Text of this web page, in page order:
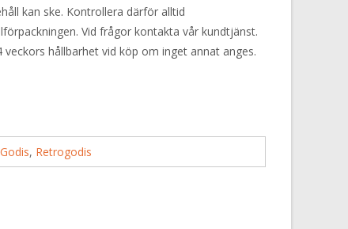
kan ske. Kontrollera därför alltid
Vid frågor kontakta vår kundtjänst.
hållbarhet vid köp om inget annat anges.
Godis, Retrogodis